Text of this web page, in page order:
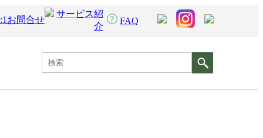
お問合せ
サービス紹
介
FAQ